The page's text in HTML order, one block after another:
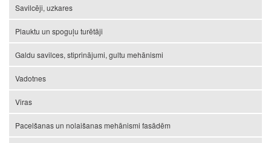
Savilcēji, uzkares
Plauktu un spoguļu turētāji
Galdu savilces, stiprinājumi, gultu mehānismi
Vadotnes
Viras
Pacelšanas un nolaišanas mehānismi fasādēm